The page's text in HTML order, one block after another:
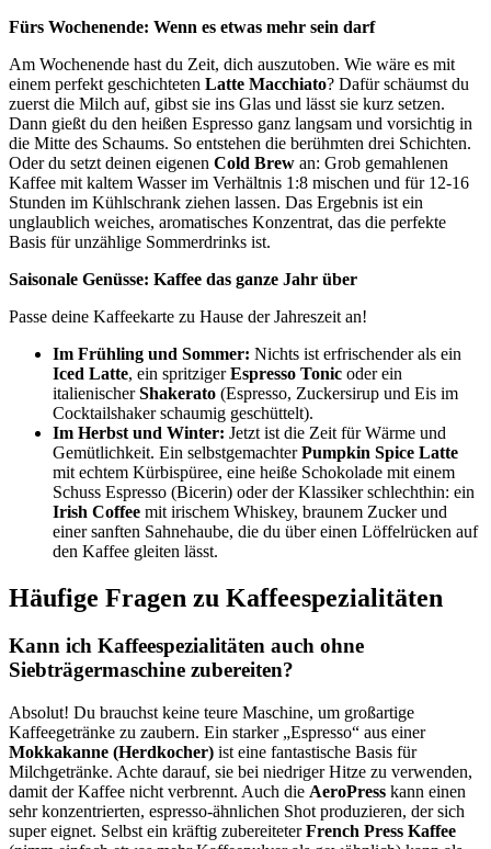
Fürs Wochenende: Wenn es etwas mehr sein darf
Am Wochenende hast du Zeit, dich auszutoben. Wie wäre es mit
einem perfekt geschichteten Latte Macchiato? Dafür schäumst du
zuerst die Milch auf, gibst sie ins Glas und lässt sie kurz setzen.
Dann gießt du den heißen Espresso ganz langsam und vorsichtig in
die Mitte des Schaums. So entstehen die berühmten drei Schichten.
Oder du setzt deinen eigenen Cold Brew an: Grob gemahlenen
Kaffee mit kaltem Wasser im Verhältnis 1:8 mischen und für 12-16
Stunden im Kühlschrank ziehen lassen. Das Ergebnis ist ein
unglaublich weiches, aromatisches Konzentrat, das die perfekte
Basis für unzählige Sommerdrinks ist.
Saisonale Genüsse: Kaffee das ganze Jahr über
Passe deine Kaffeekarte zu Hause der Jahreszeit an!
Im Frühling und Sommer: Nichts ist erfrischender als ein
Iced Latte, ein spritzigerEspresso Tonic oder ein
italienischerShakerato (Espresso, Zuckersirup und Eis im
Cocktailshaker schaumig geschüttelt).
Im Herbst und Winter: Jetzt ist die Zeit für Wärme und
Gemütlichkeit. Ein selbstgemachterPumpkin Spice Latte
mit echtem Kürbispüree, eine heiße Schokolade mit einem
Schuss Espresso (Bicerin) oder der Klassiker schlechthin: ein
Irish Coffee mit irischem Whiskey, braunem Zucker und
einer sanften Sahnehaube, die du über einen Löffelrücken auf
den Kaffee gleiten lässt.
Häufige Fragen zu Kaffeespezialitäten
Kann ich Kaffeespezialitäten auch ohne
Siebträgermaschine zubereiten?
Absolut! Du brauchst keine teure Maschine, um großartige
Kaffeegetränke zu zaubern. Ein starker „Espresso“ aus einer
Mokkakanne (Herdkocher) ist eine fantastische Basis für
Milchgetränke. Achte darauf, sie bei niedriger Hitze zu verwenden,
damit der Kaffee nicht verbrennt. Auch die AeroPress kann einen
sehr konzentrierten, espresso-ähnlichen Shot produzieren, der sich
super eignet. Selbst ein kräftig zubereiteterFrench Press Kaffee